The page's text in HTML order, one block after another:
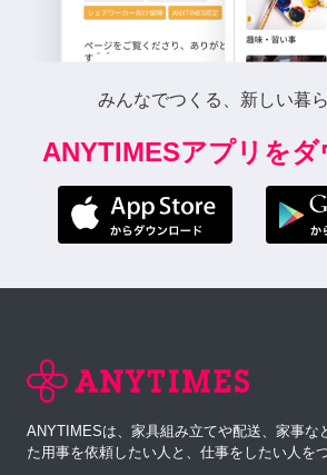
みんなでつくる、新しい暮ら
ANYTIMESアプリをダ
ANYTIMESは、家具組み立てや配送、家事な
た用事を依頼したい人と、仕事をしたい人を